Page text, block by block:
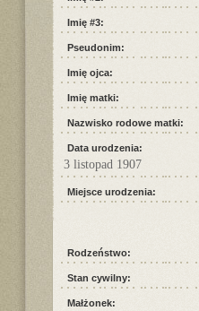
Imię #3:
Pseudonim:
Imię ojca:
Imię matki:
Nazwisko rodowe matki:
Data urodzenia:
3 listopad 1907
Miejsce urodzenia:
Rodzeństwo:
Stan cywilny:
Małżonek: